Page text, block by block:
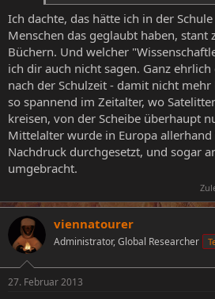
Ich dachte, das hätte ich in der
Menschen das geglaubt haben, stant
Büchern. Und welcher
ich dir auch nicht sagen. Ganz
nach der Schulzeit - damit nicht
so spannend im Zeitalter, wo
kreisen, von der Scheibe überhaupt
Mittelalter wurde in Europa
Nachdruck durchgesetzt, und sogar
umgebracht.
viennatourer
Administrator, Global Researcher
27. Februar 2013